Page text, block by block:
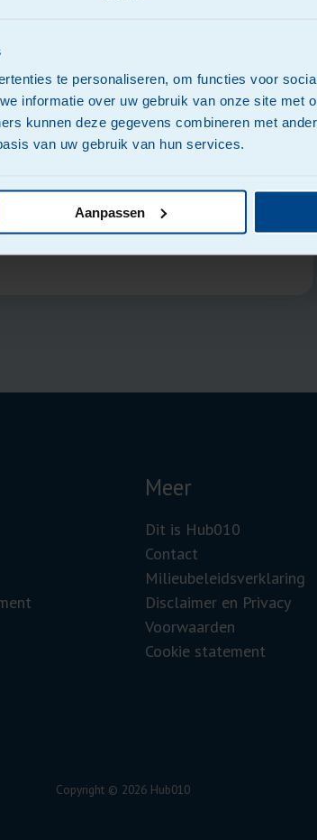
te personaliseren, om functies voor
informatie over uw gebruik van onze site met
kunnen deze gegevens combineren met
van uw gebruik van hun services.
Aanpassen
Meer
Dit is Hub010
Contact
Milieubeleidsverklaring
Disclaimer en Privacy
Voorwaarden
Cookie statement
Copyright © 2026 Hub010